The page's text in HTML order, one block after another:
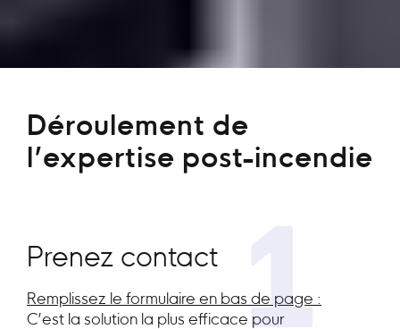
Déroulement de
l’expertise post-incendie
1
Prenez contact
Remplissez le formulaire en bas de page :
C’est la solution la plus efficace pour